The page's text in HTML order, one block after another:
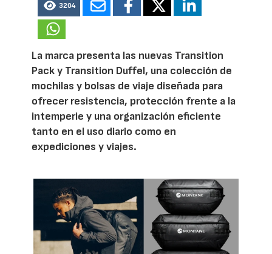
3204
La marca presenta las nuevas Transition
Pack y Transition Duffel, una colección de
mochilas y bolsas de viaje diseñada para
ofrecer resistencia, protección frente a la
intemperie y una organización eficiente
tanto en el uso diario como en
expediciones y viajes.